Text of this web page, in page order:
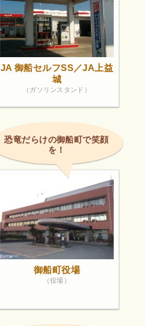
JA 御船セルフSS／JA上益
城
（ガソリンスタンド）
恐竜だらけの御船町で笑顔
を！
御船町役場
（役場）